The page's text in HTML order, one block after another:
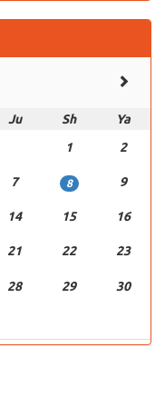
Ju Sh
Ya
1
2
7 8 9
14 15 16
21 22 23
28 29 30